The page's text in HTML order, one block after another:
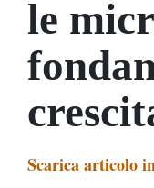
le
Scarica articolo